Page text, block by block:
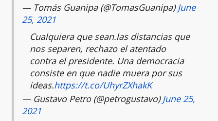
— Tomás Guanipa (@TomasGuanipa)June
25, 2021
Cualquiera que sean.las distancias que
nos separen, rechazo el atentado
contra el presidente. Una democracia
consiste en que nadie muera por sus
ideas.https://t.co/UhyrZXhakK
— Gustavo Petro (@petrogustavo) June 25,
2021